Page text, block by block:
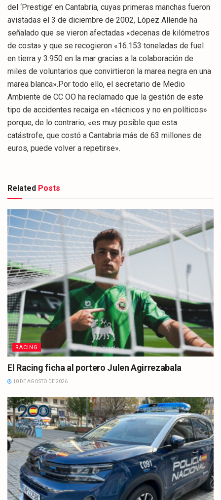
del ‘Prestige’ en Cantabria, cuyas primeras manchas fueron
avistadas el 3 de diciembre de 2002, López Allende ha
señalado que se vieron afectadas «decenas de kilómetros
de costa» y que se recogieron «16.153 toneladas de fuel
en tierra y 3.950 en la mar gracias a la colaboración de
miles de voluntarios que convirtieron la marea negra en una
marea blanca».Por todo ello, el secretario de Medio
Ambiente de CC OO ha reclamado que la gestión de este
tipo de accidentes recaiga en «técnicos y no en políticos»
porque, de lo contrario, «es muy posible que esta
catástrofe, que costó a Cantabria más de 63 millones de
euros, puede volver a repetirse».
Related Posts
RACING
El Racing ficha al portero Julen Agirrezabala
10 DE AGOSTO DE 2026